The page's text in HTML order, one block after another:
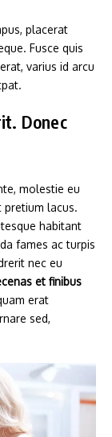
placerat
Fusce quis
varius id arcu
Donec
molestie eu
pretium lacus.
habitant
fames ac turpis
nec eu
et finibus
erat
sed,